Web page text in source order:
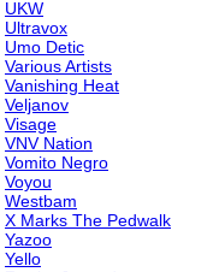
UKW
Ultravox
Umo Detic
Various Artists
Vanishing Heat
Veljanov
Visage
VNV Nation
Vomito Negro
Voyou
Westbam
X Marks The Pedwalk
Yazoo
Yello